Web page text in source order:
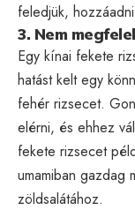
feledjük,
3. Nem
Egy kínai fekete
hatást kelt egy
fehér rizsecet.
elérni, és ehhez
fekete rizsecet
umamiban gazdag
zöldsalátához.